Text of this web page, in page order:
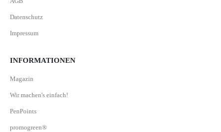
Datenschutz
Impressum
INFORMATIONEN
Magazin
Wir machen's einfach!
PenPoints
promogreen®